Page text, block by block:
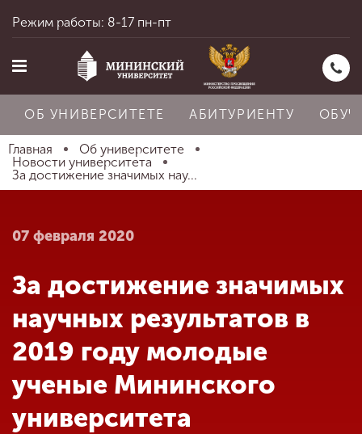
Главная
Абитуриенту
Обучение
Наука
Режим работы: 8-17 пн-пт
ОБ УНИВЕРСИТЕТЕ АБИТУРИЕНТУ
Главная
Об университете
Новости университета
За достижение значимых нау...
07 февраля 2020
За достижение значимых
научных результатов в
2019 году молодые
ученые Мининского
университета